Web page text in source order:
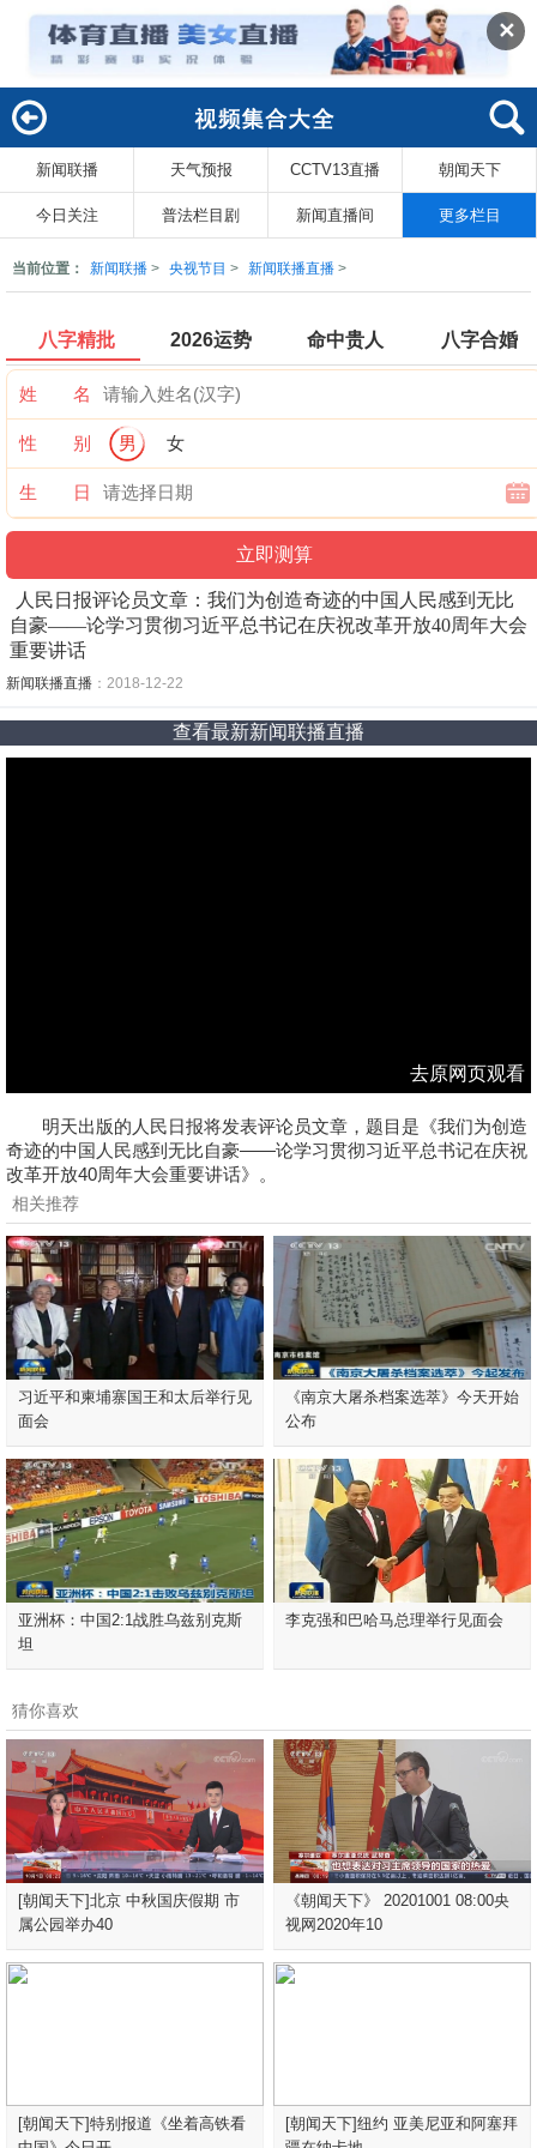
✕
索
新闻联播 天气预报 CCTV13直播 朝闻天下
今日关注 普法栏目剧 新闻直播间 更多栏目
当前位置： 新闻联播 > 央视节目 > 新闻联播直播 >
八字精批 2026运势 命中贵人 八字合婚
姓 名
性 别 男 女
生 日
人民日报评论员文章：我们为创造奇迹的中国人民感到无比
自豪——论学习贯彻习近平总书记在庆祝改革开放40周年大会
重要讲话
新闻联播直播 ：2018-12-22
查看最新新闻联播直播
去原网页观看
明天出版的人民日报将发表评论员文章，题目是《我们为创造
奇迹的中国人民感到无比自豪——论学习贯彻习近平总书记在庆祝
改革开放40周年大会重要讲话》。
相关推荐
习近平和柬埔寨国王和太后举行见
面会
《南京大屠杀档案选萃》今天开始
公布
亚洲杯：中国2:1战胜乌兹别克斯
坦
李克强和巴哈马总理举行见面会
猜你喜欢
[朝闻天下]北京 中秋国庆假期 市
属公园举办40
《朝闻天下》 20201001 08:00央
视网2020年10
[朝闻天下]特别报道《坐着高铁看
[朝闻天下]纽约 亚美尼亚和阿塞拜